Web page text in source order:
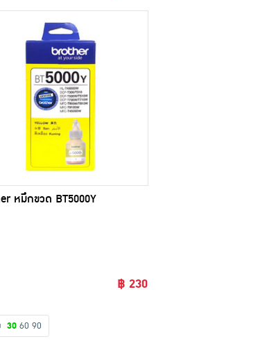
หมึกขวด BT5000Y
฿ 230
30 60 90